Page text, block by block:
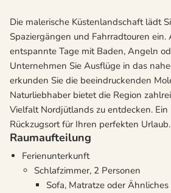
Die malerische Küstenlandschaft lädt
Spaziergängen und Fahrradtouren ein.
entspannte Tage mit Baden, Angeln
Unternehmen Sie Ausflüge in das
erkunden Sie die beeindruckenden
Naturliebhaber bietet die Region
Vielfalt Nordjütlands zu entdecken. Ein
Rückzugsort für Ihren perfekten Urlaub.
Raumaufteilung
Ferienunterkunft
Schlafzimmer, 2 Personen
Sofa, Matratze oder Ähnliches